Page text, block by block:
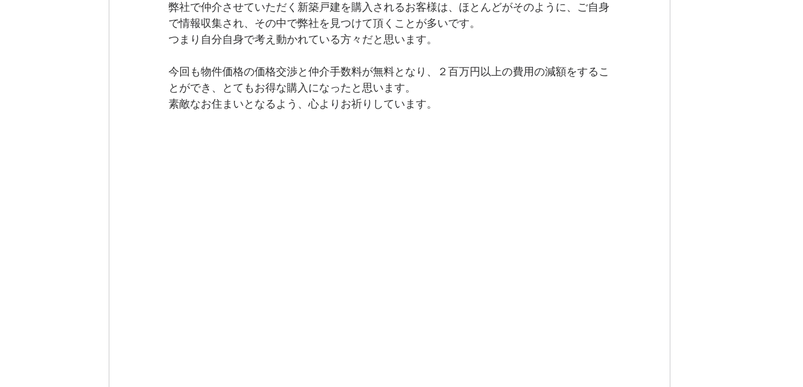
弊社で仲介させていただく新築戸建を購入されるお客様は、ほとんどがそのように、ご自身
で情報収集され、その中で弊社を見つけて頂くことが多いです。
つまり自分自身で考え動かれている方々だと思います。
今回も物件価格の価格交渉と仲介手数料が無料となり、２百万円以上の費用の減額をするこ
とができ、とてもお得な購入になったと思います。
素敵なお住まいとなるよう、心よりお祈りしています。